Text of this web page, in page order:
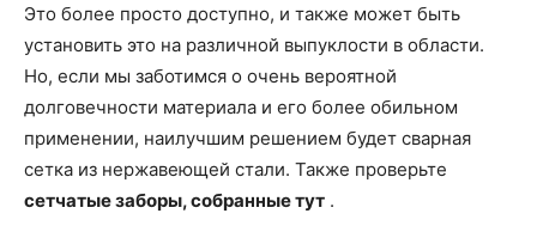
Это более просто доступно, и также может быть
установить это на различной выпуклости в области.
Но, если мы заботимся о очень вероятной
долговечности материала и его более обильном
применении, наилучшим решением будет сварная
сетка из нержавеющей стали. Также проверьте
сетчатые заборы, собранные тут .